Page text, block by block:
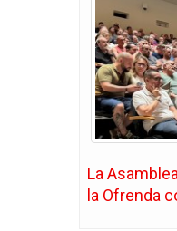
La
la Ofrenda